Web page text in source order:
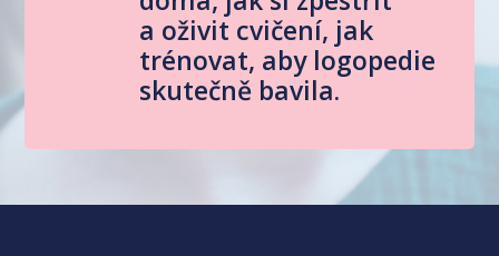
a oživit cvičení, jak
trénovat, aby logopedie
skutečně bavila.